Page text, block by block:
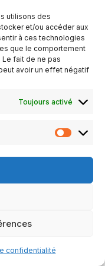
utilisons des
et/ou accéder aux
à ces technologies
que le comportement
Le fait de ne pas
avoir un effet négatif
Toujours activé
confidentialité
Calendrier Google